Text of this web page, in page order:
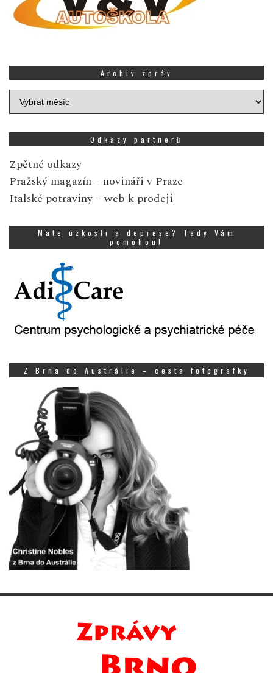
Archiv zpráv
Archiv
zpráv
Odkazy partnerů
Zpětné odkazy
Pražský magazín – novináři v Praze
Italské potraviny – web k prodeji
Máte úzkosti a deprese? Tady Vám
pomohou!
Z Brna do Austrálie – cesta fotografky